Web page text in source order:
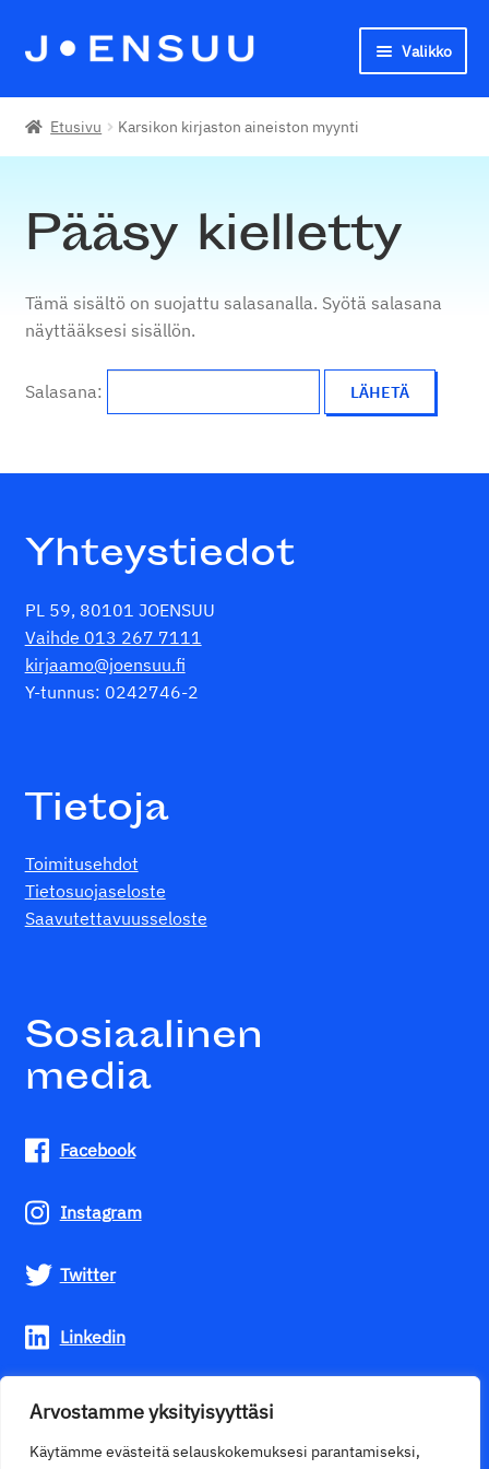
Arvostamme yksityisyyttäsi
Käytämme evästeitä selauskokemuksesi parantamiseksi,
Siirry
Siirry
Valikko
Joensuun seudun kansalaisopisto
Etusivu Karsikon kirjaston aineiston myynti
Pääsy kielletty
Tämä sisältö on suojattu salasanalla. Syötä salasana
näyttääksesi sisällön.
Salasana:
Yhteystiedot
PL 59, 80101 JOENSUU
Vaihde 013 267 7111
kirjaamo@joensuu.fi
Y-tunnus: 0242746-2
Tietoja
Toimitusehdot
Tietosuojaseloste
Saavutettavuusseloste
Sosiaalinen
media
Facebook
Instagram
Twitter
Linkedin